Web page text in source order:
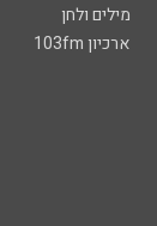
מילים ולחן
ארכיון 103fm